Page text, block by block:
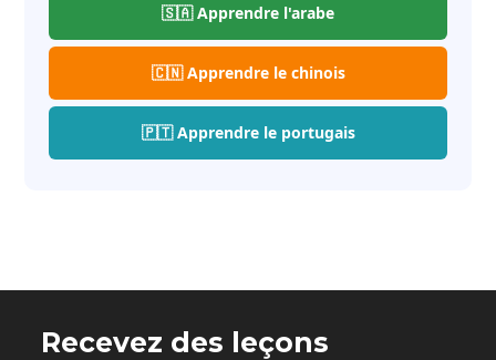
🇸🇦 Apprendre l'arabe
🇨🇳 Apprendre le chinois
🇵🇹 Apprendre le portugais
Recevez des leçons